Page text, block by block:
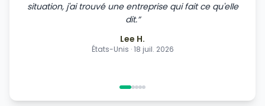
situation, j'ai trouvé une entreprise qui fait ce qu'elle
dit.”
Lee H.
États-Unis ·18 juil. 2026